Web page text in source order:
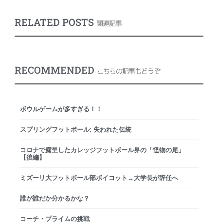
RELATED POSTS 関連記事
RECOMMENDED こちらの記事もどうぞ
ボウルゲームが多すぎる！！
スプリングフットボール: 失われた伝統
コロナで露呈したカレッジフットボール界の「怪物の尾」
【後編】
ミズーリ大フットボール部ボイコット→大学長が辞任へ
誰が誰だか分かるかな？
コーチ・プライムの挑戦